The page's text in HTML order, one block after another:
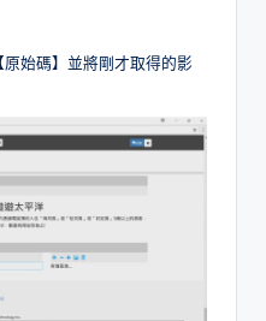
始碼】並將剛才取得的影